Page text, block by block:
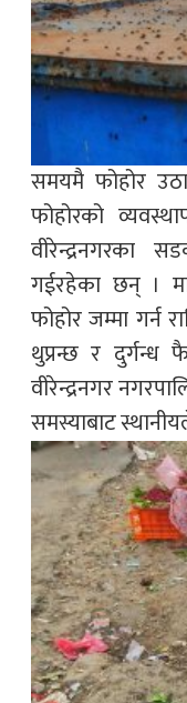
समयमै फोहोर
फोहोरको
वीरेन्द्रनगरका
गईरहेका छन् ।
फोहोर जम्मा गर्न
थुप्रन्छ र
वीरेन्द्रनगर
समस्याबाट